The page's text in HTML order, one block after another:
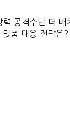
력 공격수단 더 배
맞춤 대응 전략은?